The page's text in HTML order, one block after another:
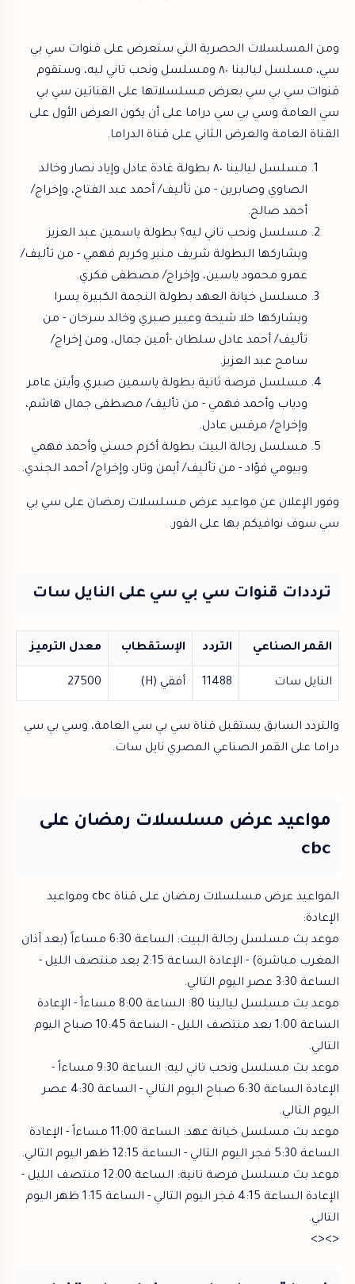
ومن المسلسلات الحصرية التي ستعرض على قنوات سي بي
سي، مسلسل ليالينا ٨٠ ومسلسل ونحب تاني ليه، وستقوم
قنوات سي بي سي بعرض مسلسلاتها على القناتين سي بي
سي العامة وسي بي سي دراما على أن يكون العرض الأول على
القناة العامة والعرض الثاني على قناة الدراما.
مسلسل ليالينا ٨٠ بطولة غادة عادل وإياد نصار وخالد
الصاوي وصابرين - من تأليف/ أحمد عبد الفتاح، وإخراج/
أحمد صالح.
مسلسل ونحب تاني ليه؟ بطولة ياسمين عبد العزيز
ويشاركها البطولة شريف منير وكريم فهمي - من تأليف/
عمرو محمود ياسين، وإخراج/ مصطفى فكري.
مسلسل خيانة العهد بطولة النجمة الكبيرة يسرا
ويشاركها حلا شيحة وعبير صبري وخالد سرحان - من
تأليف/ أحمد عادل سلطان -أمين جمال، ومن إخراج/
سامح عبد العزيز.
مسلسل فرصة ثانية بطولة ياسمين صبري وأيتن عامر
ودياب وأحمد فهمي - من تأليف/ مصطفى جمال هاشم،
وإخراج/ مرقس عادل.
مسلسل رجالة البيت بطولة أكرم حسني وأحمد فهمي
وبيومي فؤاد - من تأليف/ أيمن وتار، وإخراج/ أحمد الجندي.
وفور الإعلان عن مواعيد عرض مسلسلات رمضان على سي بي
سي سوف نوافيكم بها على الفور.
ترددات قنوات سي بي سي على النايل سات
القمر الصناعي التردد الإستقطاب معدل الترميز
النايل سات 11488 أفقي (H) 27500
والتردد السابق يستقبل قناة سي بي سي العامة، وسي بي سي
دراما على القمر الصناعي المصري نايل سات.
مواعيد عرض مسلسلات رمضان على
cbc
المواعيد عرض مسلسلات رمضان على قناة cbc ومواعيد
الإعادة:
موعد بث مسلسل رجالة البيت: الساعة 6:30 مساءاً (بعد آذان
المغرب مباشرة) - الإعادة الساعة 2:15 بعد منتصف الليل -
الساعة 3:30 عصر اليوم التالي.
موعد بث مسلسل ليالينا 80: الساعة 8:00 مساءاً - الإعادة
الساعة 1:00 بعد منتصف الليل - الساعة 10:45 صباح اليوم
التالي.
موعد بث مسلسل ونحب تاني ليه: الساعة 9:30 مساءاً -
الإعادة الساعة 6:30 صباح اليوم التالي - الساعة 4:30 عصر
اليوم التالي.
موعد بث مسلسل خيانة عهد: الساعة 11:00 مساءاً - الإعادة
الساعة 5:30 فجر اليوم التالي - الساعة 12:15 ظهر اليوم التالي.
موعد بث مسلسل فرصة تانية: الساعة 12:00 منتصف الليل -
الإعادة الساعة 4:15 فجر اليوم التالي - الساعة 1:15 ظهر اليوم
التالي.
<><>